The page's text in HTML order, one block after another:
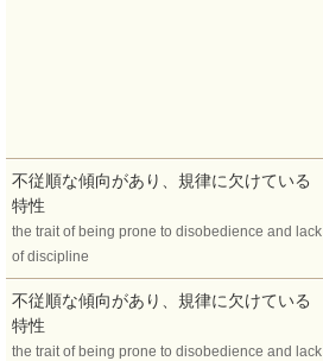
不従順な傾向があり、規律に欠けている
特性
the trait of being prone to disobedience and lack
of discipline
不従順な傾向があり、規律に欠けている
特性
the trait of being prone to disobedience and lack